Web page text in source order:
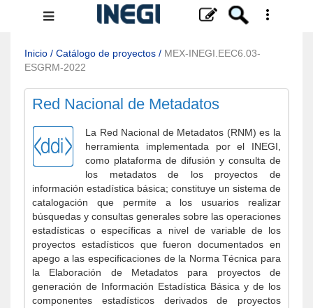
Menú
navegación
Inicio / Catálogo de proyectos / MEX-INEGI.EEC6.03-
ESGRM-2022
Red Nacional de Metadatos
La Red Nacional de Metadatos (RNM) es la
herramienta implementada por el INEGI,
como plataforma de difusión y consulta de
los metadatos de los proyectos de
información estadística básica; constituye un sistema de
catalogación que permite a los usuarios realizar
búsquedas y consultas generales sobre las operaciones
estadísticas o específicas a nivel de variable de los
proyectos estadísticos que fueron documentados en
apego a las especificaciones de la Norma Técnica para
la Elaboración de Metadatos para proyectos de
generación de Información Estadística Básica y de los
componentes estadísticos derivados de proyectos